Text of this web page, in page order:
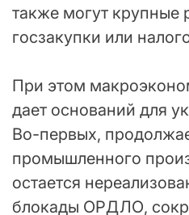
также могут крупные
госзакупки или
При этом
дает оснований для
Во-первых,
промышленного
остается
блокады ОРДЛО,